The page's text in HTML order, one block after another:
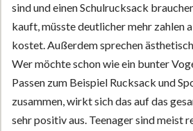
sind und einen Schulrucksack
kauft, müsste deutlicher mehr zahlen
kostet. Außerdem sprechen
Wer möchte schon wie ein bunter
Passen zum Beispiel Rucksack und
zusammen, wirkt sich das auf das
sehr positiv aus. Teenager sind meist